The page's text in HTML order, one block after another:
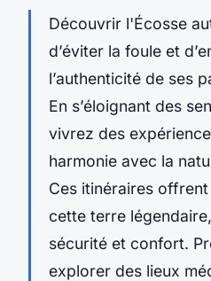
Découvrir l'Écosse
d’éviter la foule et
l’authenticité de ses
En s’éloignant des
vivrez des
harmonie avec la
Ces itinéraires
cette terre
sécurité et confort.
explorer des lieux